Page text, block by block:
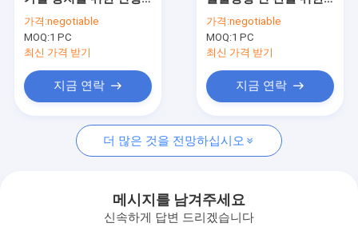
인용문을 요구하세요
나선형 지느러미 붙은 관
구리 핀형 관
돌출성형 핀 관
다
가격:negotiable
MOQ:1 PC
최신 가격 받기
지금 연락
가격:negotiable
MOQ:1 PC
최신 가격 받기
지금 연락
더 많은 것을 전망하십시오
메시지를 남겨주세요
신속하게 답변 드리겠습니다